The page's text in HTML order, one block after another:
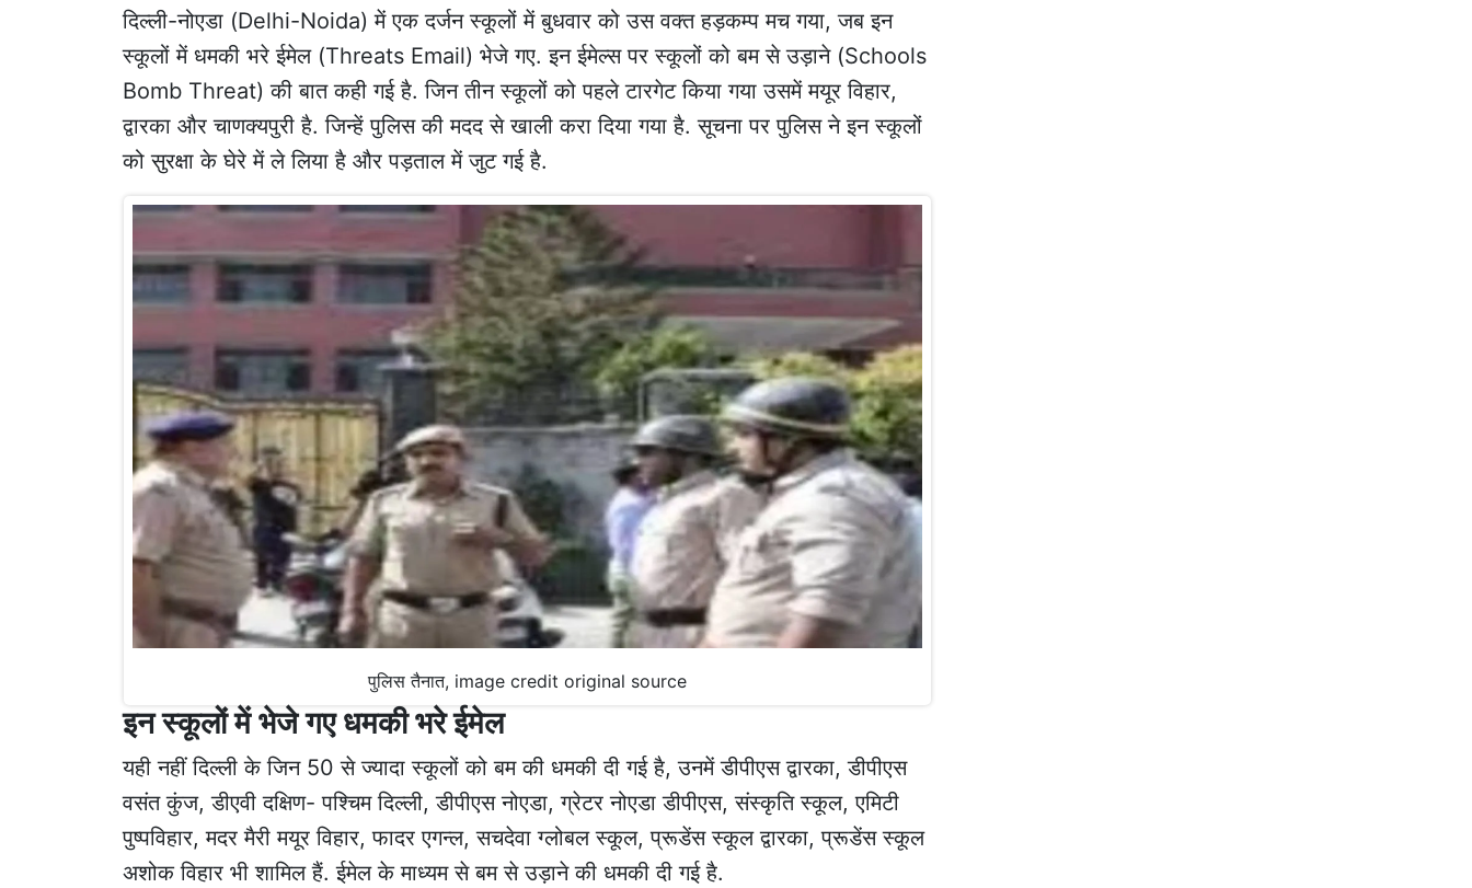
दिल्ली-नोएडा (Delhi-Noida) में एक दर्जन स्कूलों में बुधवार को उस वक्त हड़कम्प मच गया, जब इन
स्कूलों में धमकी भरे ईमेल (Threats Email) भेजे गए. इन ईमेल्स पर स्कूलों को बम से उड़ाने (Schools
Bomb Threat) की बात कही गई है. जिन तीन स्कूलों को पहले टारगेट किया गया उसमें मयूर विहार,
द्वारका और चाणक्यपुरी है. जिन्हें पुलिस की मदद से खाली करा दिया गया है. सूचना पर पुलिस ने इन स्कूलों
को सुरक्षा के घेरे में ले लिया है और पड़ताल में जुट गई है.
पुलिस तैनात, image credit original source
इन स्कूलों में भेजे गए धमकी भरे ईमेल
यही नहीं दिल्ली के जिन 50 से ज्यादा स्कूलों को बम की धमकी दी गई है, उनमें डीपीएस द्वारका, डीपीएस
वसंत कुंज, डीएवी दक्षिण- पश्चिम दिल्ली, डीपीएस नोएडा, ग्रेटर नोएडा डीपीएस, संस्कृति स्कूल, एमिटी
पुष्पविहार, मदर मैरी मयूर विहार, फादर एगन्ल, सचदेवा ग्लोबल स्कूल, प्रूडेंस स्कूल द्वारका, प्रूडेंस स्कूल
अशोक विहार भी शामिल हैं. ईमेल के माध्यम से बम से उड़ाने की धमकी दी गई है.